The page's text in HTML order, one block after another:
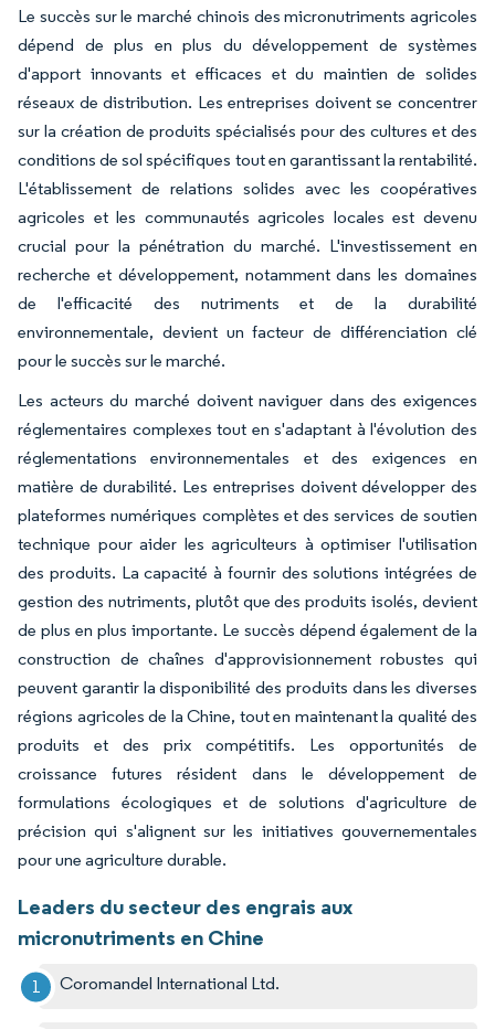
Le succès sur le marché chinois des micronutriments agricoles
dépend de plus en plus du développement de systèmes
d'apport innovants et efficaces et du maintien de solides
réseaux de distribution. Les entreprises doivent se concentrer
sur la création de produits spécialisés pour des cultures et des
conditions de sol spécifiques tout en garantissant la rentabilité.
L'établissement de relations solides avec les coopératives
agricoles et les communautés agricoles locales est devenu
crucial pour la pénétration du marché. L'investissement en
recherche et développement, notamment dans les domaines
de l'efficacité des nutriments et de la durabilité
environnementale, devient un facteur de différenciation clé
pour le succès sur le marché.
Les acteurs du marché doivent naviguer dans des exigences
réglementaires complexes tout en s'adaptant à l'évolution des
réglementations environnementales et des exigences en
matière de durabilité. Les entreprises doivent développer des
plateformes numériques complètes et des services de soutien
technique pour aider les agriculteurs à optimiser l'utilisation
des produits. La capacité à fournir des solutions intégrées de
gestion des nutriments, plutôt que des produits isolés, devient
de plus en plus importante. Le succès dépend également de la
construction de chaînes d'approvisionnement robustes qui
peuvent garantir la disponibilité des produits dans les diverses
régions agricoles de la Chine, tout en maintenant la qualité des
produits et des prix compétitifs. Les opportunités de
croissance futures résident dans le développement de
formulations écologiques et de solutions d'agriculture de
précision qui s'alignent sur les initiatives gouvernementales
pour une agriculture durable.
Leaders du secteur des engrais aux
micronutriments en Chine
Coromandel International Ltd.